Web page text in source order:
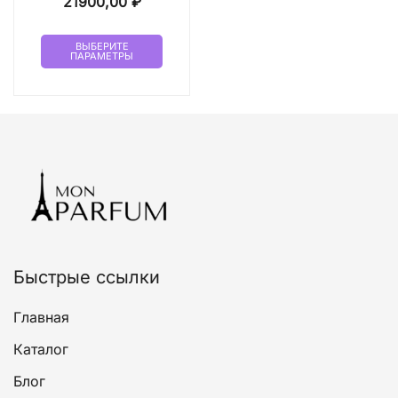
–
ВЫБЕРИТЕ
ПАРАМЕТРЫ
Этот
выбрать
на
Быстрые ссылки
Главная
Каталог
Блог